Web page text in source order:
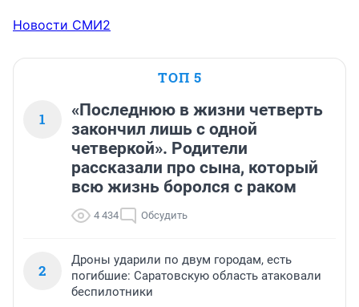
Новости СМИ2
ТОП 5
1
«Последнюю в жизни четверть
закончил лишь с одной
четверкой». Родители
рассказали про сына, который
всю жизнь боролся с раком
4 434 Обсудить
2
Дроны ударили по двум городам, есть
погибшие: Саратовскую область атаковали
беспилотники